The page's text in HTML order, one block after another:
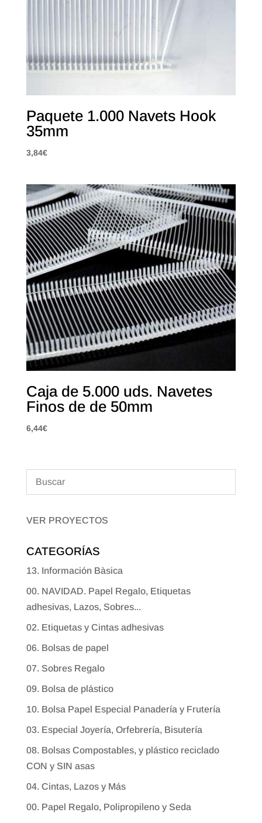
Paquete 1.000 Navets Hook
35mm
3,84€
Caja de 5.000 uds. Navetes
Finos de de 50mm
6,44€
VER PROYECTOS
CATEGORÍAS
13. Información Bàsica
00. NAVIDAD. Papel Regalo, Etiquetas
adhesivas, Lazos, Sobres...
02. Etiquetas y Cintas adhesivas
06. Bolsas de papel
07. Sobres Regalo
09. Bolsa de plástico
10. Bolsa Papel Especial Panadería y Frutería
03. Especial Joyería, Orfebrería, Bisutería
08. Bolsas Compostables, y plástico reciclado
CON y SIN asas
04. Cintas, Lazos y Más
00. Papel Regalo, Polipropileno y Seda